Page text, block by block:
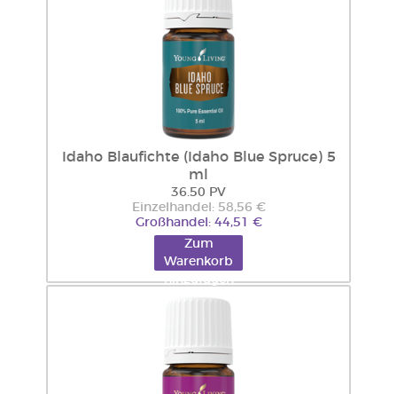
Idaho Blaufichte (Idaho Blue Spruce) 5
ml
36.50 PV
Einzelhandel: 58,56 €
Großhandel: 44,51 €
Zum
Warenkorb
hinzufügen